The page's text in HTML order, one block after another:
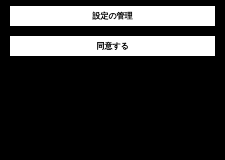
す。ハイライトはこちらから。
設定の管理
同意する